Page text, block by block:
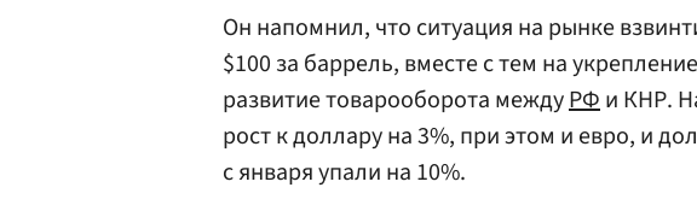
Он напомнил, что ситуация на рынке
$100 за баррель, вместе с тем на
развитие товарооборота междуРФи КНР.
рост к доллару на 3%, при этом и евро, и
с января упали на 10%.